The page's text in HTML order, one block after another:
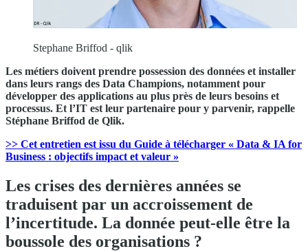
Stephane Briffod - qlik
Les métiers doivent prendre possession des données et installer
dans leurs rangs des Data Champions, notamment pour
développer des applications au plus près de leurs besoins et
processus. Et l’IT est leur partenaire pour y parvenir, rappelle
Stéphane Briffod de Qlik.
>> Cet entretien est issu du Guide à télécharger « Data & IA for
Business : objectifs impact et valeur »
Les crises des dernières années se
traduisent par un accroissement de
l’incertitude. La donnée peut-elle être la
boussole des organisations ?